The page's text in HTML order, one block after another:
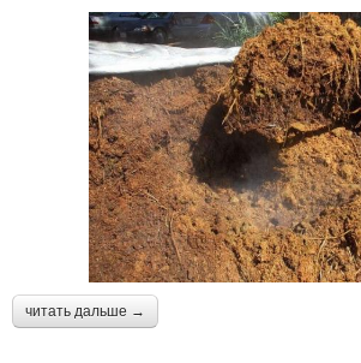
читать дальше →